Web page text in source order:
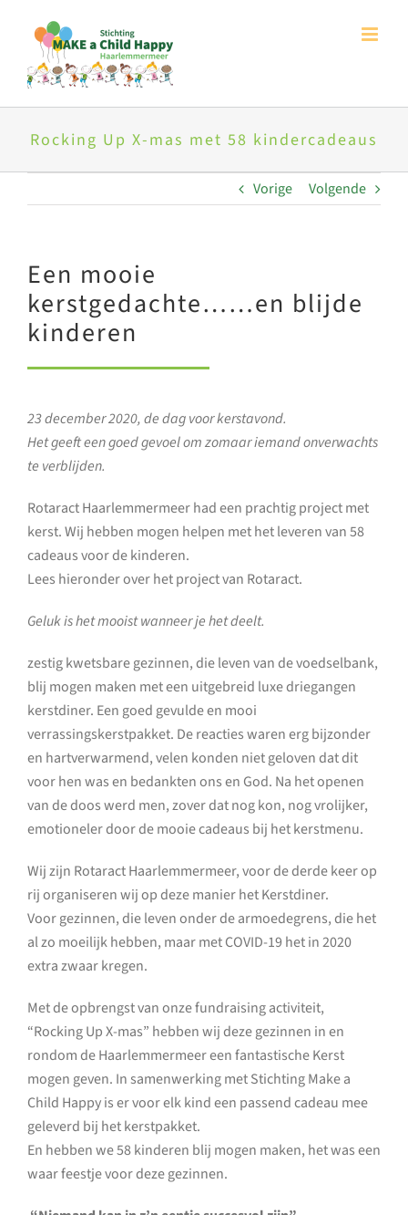
inhoud
Rocking Up X-mas met 58 kindercadeaus
Vorige Volgende
Een mooie
kerstgedachte……en blijde
kinderen
23 december 2020, de dag voor kerstavond.
Het geeft een goed gevoel om zomaar iemand onverwachts
te verblijden.
Rotaract Haarlemmermeer had een prachtig project met
kerst. Wij hebben mogen helpen met het leveren van 58
cadeaus voor de kinderen.
Lees hieronder over het project van Rotaract.
Geluk is het mooist wanneer je het deelt.
zestig kwetsbare gezinnen, die leven van de voedselbank,
blij mogen maken met een uitgebreid luxe driegangen
kerstdiner. Een goed gevulde en mooi
verrassingskerstpakket. De reacties waren erg bijzonder
en hartverwarmend, velen konden niet geloven dat dit
voor hen was en bedankten ons en God. Na het openen
van de doos werd men, zover dat nog kon, nog vrolijker,
emotioneler door de mooie cadeaus bij het kerstmenu.
Wij zijn Rotaract Haarlemmermeer, voor de derde keer op
rij organiseren wij op deze manier het Kerstdiner.
Voor gezinnen, die leven onder de armoedegrens, die het
al zo moeilijk hebben, maar met COVID-19 het in 2020
extra zwaar kregen.
Met de opbrengst van onze fundraising activiteit,
“Rocking Up X-mas” hebben wij deze gezinnen in en
rondom de Haarlemmermeer een fantastische Kerst
mogen geven. In samenwerking met Stichting Make a
Child Happy is er voor elk kind een passend cadeau mee
geleverd bij het kerstpakket.
En hebben we 58 kinderen blij mogen maken, het was een
waar feestje voor deze gezinnen.